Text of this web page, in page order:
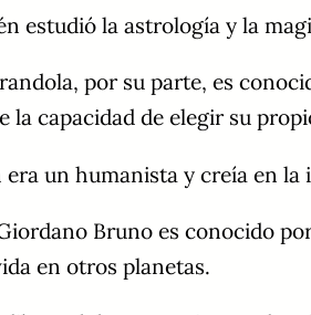
estudió la astrología y la
por su parte, es
la capacidad de elegir su
era un humanista y creía en
Bruno es conocido
en otros planetas.